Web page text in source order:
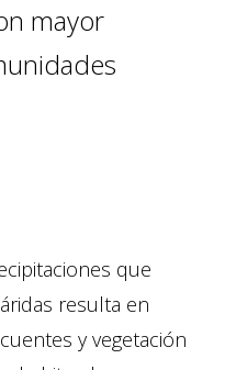
mayor
que
resulta en
y vegetación